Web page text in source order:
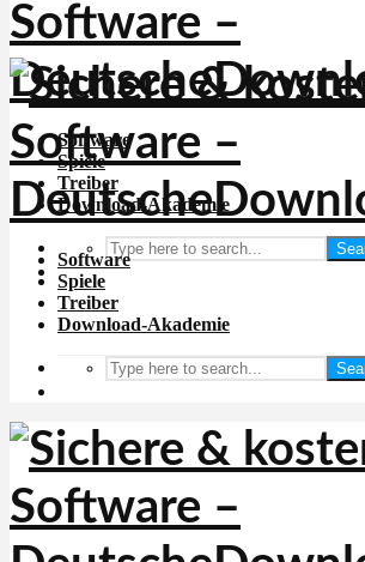
Software
Spiele
Treiber
Download-Akademie
Software
Spiele
Treiber
Download-Akademie